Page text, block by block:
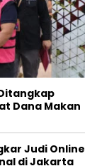
Dana Makan
Judi Online
di Jakarta